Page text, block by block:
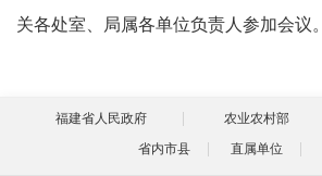
关各处室、局属各单位负责人参加会议。
福建省人民政府 农业农村部
省内市县
直属单位